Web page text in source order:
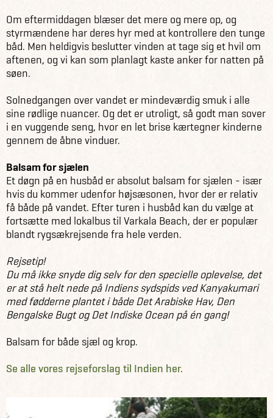
Om eftermiddagen blæser det mere og mere op, og
styrmændene har deres hyr med at kontrollere den tunge
båd. Men heldigvis beslutter vinden at tage sig et hvil om
aftenen, og vi kan som planlagt kaste anker for natten på
søen.
Solnedgangen over vandet er mindeværdig smuk i alle
sine rødlige nuancer. Og det er utroligt, så godt man sover
i en vuggende seng, hvor en let brise kærtegner kinderne
gennem de åbne vinduer.
Balsam for sjælen
Et døgn på en husbåd er absolut balsam for sjælen - især
hvis du kommer udenfor højsæsonen, hvor der er relativ
få både på vandet. Efter turen i husbåd kan du vælge at
fortsætte med lokalbus til Varkala Beach, der er populær
blandt rygsækrejsende fra hele verden.
Rejsetip!
Du må ikke snyde dig selv for den specielle oplevelse, det
er at stå helt nede på Indiens sydspids ved Kanyakumari
med fødderne plantet i både Det Arabiske Hav, Den
Bengalske Bugt og Det Indiske Ocean på én gang!
Balsam for både sjæl og krop.
Se alle vores rejseforslag til Indien her.